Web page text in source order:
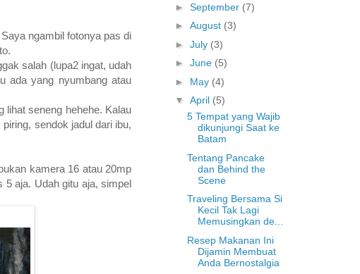
ngambil fotonya pas di
salah (lupa2 ingat, udah
ada yang nyumbang atau
lihat seneng hehehe. Kalau
sendok jadul dari ibu,
kamera 16 atau 20mp
5 aja. Udah gitu aja, simpel
► September (7)
► August (3)
► July (3)
► June (5)
► May (4)
▼ April (5)
5 Tempat yang Wajib
dikunjungi Saat ke
Batam
Tentang Pancake
dan Behind the
Scene
Traveling Bersama Si
Kecil Tak Lagi
Memusingkan de...
Resep Makanan Ini
Dijamin Membuat
Anda Bernostalgia